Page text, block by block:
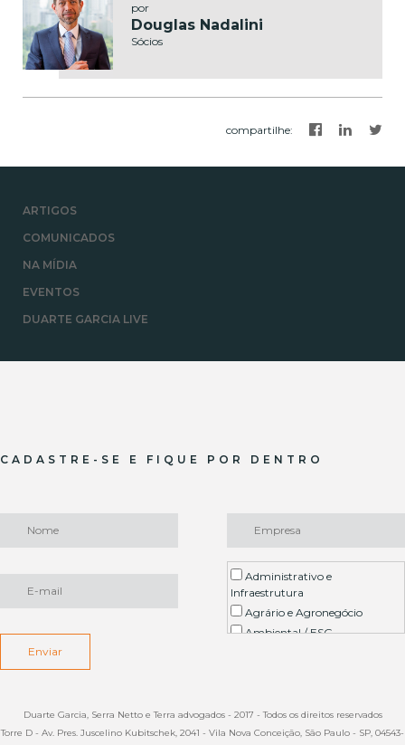
por
Douglas Nadalini
Sócios
compartilhe:
ARTIGOS
COMUNICADOS
NA MÍDIA
EVENTOS
DUARTE GARCIA LIVE
CADASTRE-SE E FIQUE POR DENTRO
Administrativo e
Infraestrutura
Agrário e Agronegócio
Ambiental / ESG
Planejamento Patrimonial,
Sucessões e Direito de Família
Enviar
Duarte Garcia, Serra Netto e Terra advogados - 2017 - Todos os direitos reservados
Torre D - Av. Pres. Juscelino Kubitschek, 2041 - Vila Nova Conceição, São Paulo - SP, 04543-